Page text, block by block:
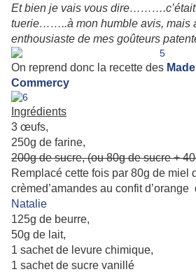
Et bien je vais vous dire……….c’était
tuerie……..à mon humble avis, mais
enthousiaste de mes goûteurs
On reprend donc la recette des
Commercy
Ingrédients
3 œufs,
250g de farine,
200g de sucre, (ou 80g de sucre +
Remplacé cette fois par 80g de miel
crèmed’amandes au confit d’orange
Natalie
125g de beurre,
50g de lait,
1 sachet de levure chimique,
1 sachet de sucre vanillé